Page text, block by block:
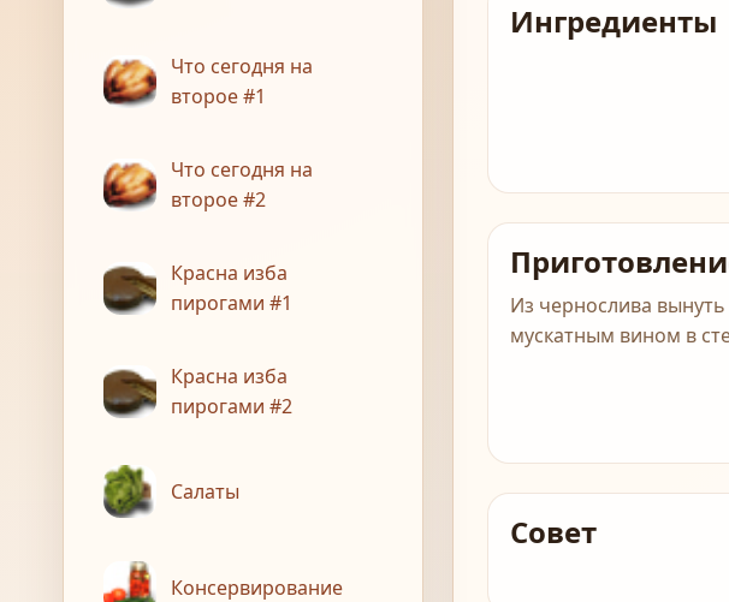
Что сегодня на
второе #1
Что сегодня на
второе #2
Красна изба
пирогами #1
Красна изба
пирогами #2
Салаты
Консервирование
Ингредиенты
Из чернослива
мускатным вином в
Совет